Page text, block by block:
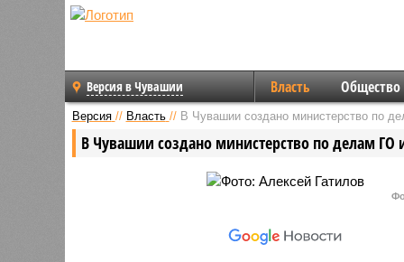
Версия в Чувашии Власть Общество
Версия // Власть // В Чувашии создано министерство по
В Чувашии создано министерство по делам ГО